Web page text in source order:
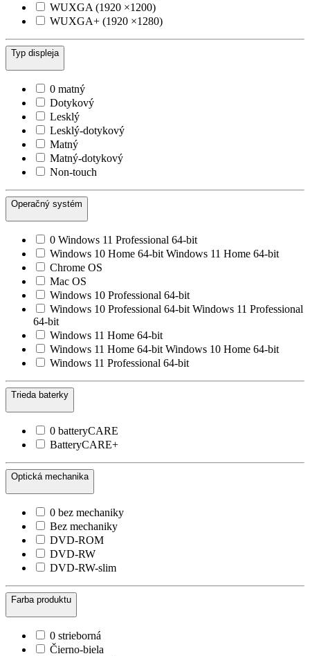
WUXGA (1920 ×1200)
WUXGA+ (1920 ×1280)
Typ displeja
0 matný
Dotykový
Lesklý
Lesklý-dotykový
Matný
Matný-dotykový
Non-touch
Operačný systém
0 Windows 11 Professional 64-bit
Windows 10 Home 64-bit Windows 11 Home 64-bit
Chrome OS
Mac OS
Windows 10 Professional 64-bit
Windows 10 Professional 64-bit Windows 11 Professional
64-bit
Windows 11 Home 64-bit
Windows 11 Home 64-bit Windows 10 Home 64-bit
Windows 11 Professional 64-bit
Trieda baterky
0 batteryCARE
BatteryCARE+
Optická mechanika
0 bez mechaniky
Bez mechaniky
DVD-ROM
DVD-RW
DVD-RW-slim
Farba produktu
0 strieborná
Čierno-biela